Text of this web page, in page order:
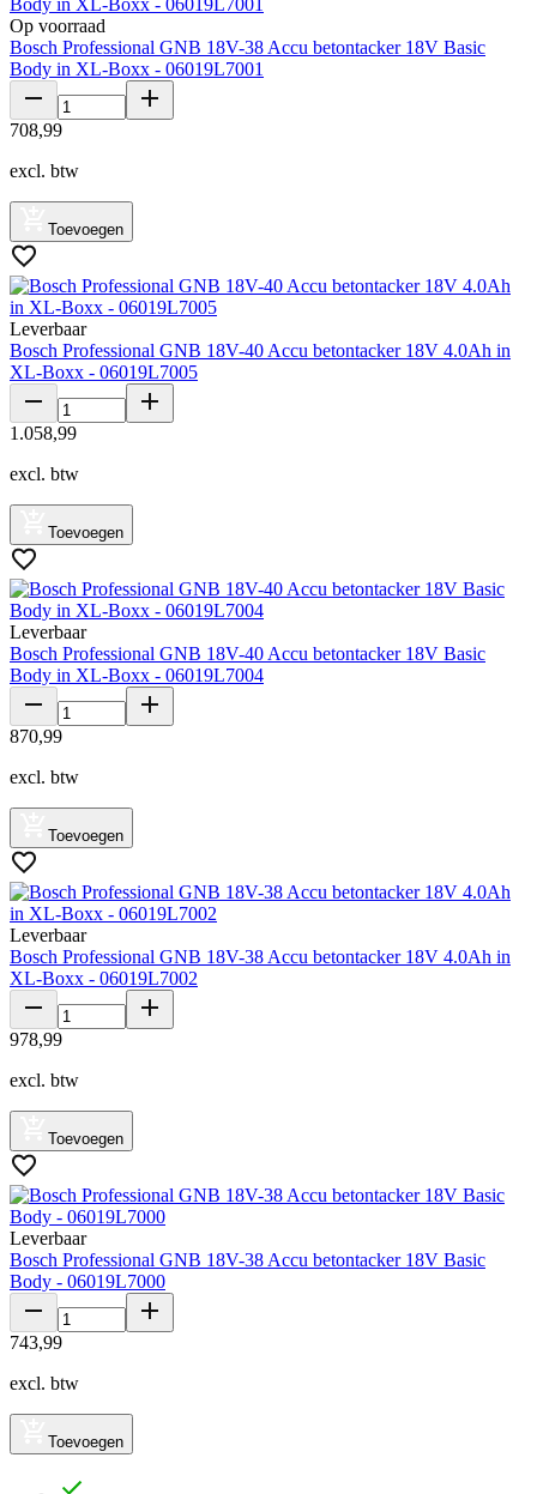
Op voorraad
Bosch Professional GNB 18V-38 Accu betontacker 18V Basic
Body in XL-Boxx - 06019L7001
708,99
excl. btw
Toevoegen
Leverbaar
Bosch Professional GNB 18V-40 Accu betontacker 18V 4.0Ah in
XL-Boxx - 06019L7005
1 .058,99
excl. btw
Toevoegen
Leverbaar
Bosch Professional GNB 18V-40 Accu betontacker 18V Basic
Body in XL-Boxx - 06019L7004
870,99
excl. btw
Toevoegen
Leverbaar
Bosch Professional GNB 18V-38 Accu betontacker 18V 4.0Ah in
XL-Boxx - 06019L7002
978,99
excl. btw
Toevoegen
Leverbaar
Bosch Professional GNB 18V-38 Accu betontacker 18V Basic
Body - 06019L7000
743,99
excl. btw
Toevoegen